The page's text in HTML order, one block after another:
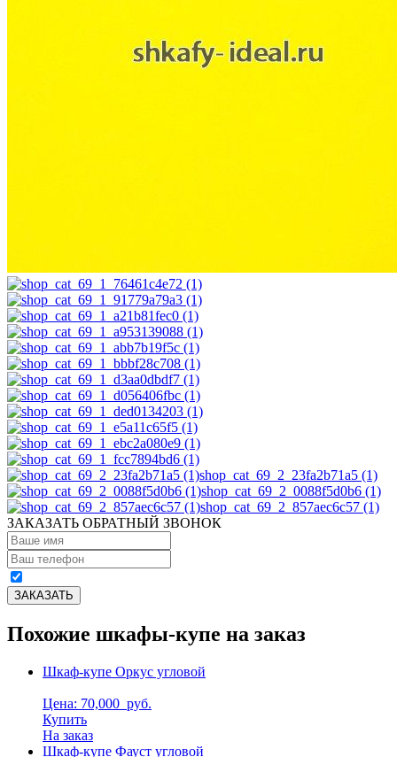
shop_cat_69_2_23fa2b71a5 (1)
shop_cat_69_2_0088f5d0b6 (1)
shop_cat_69_2_857aec6c57 (1)
ЗАКАЗАТЬ ОБРАТНЫЙ ЗВОНОК
Похожие шкафы-купе на заказ
Шкаф-купе Оркус угловой
Цена: 70,000 руб.
Купить
На заказ
Шкаф-купе Фауст угловой